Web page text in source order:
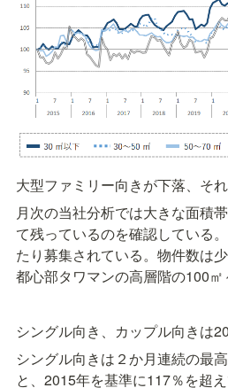
大型ファミリー向きが下落、そ
月次の当社分析では大きな面積
て残っているのを確認している
たり募集されている。物件数は
都心部タワマンの高層階の100㎡
シングル向き、カップル向きは
シングル向きは２か月連続の最
と、2015年を基準に117％を超